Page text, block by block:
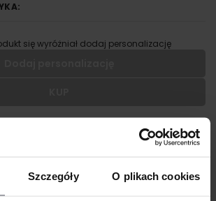
Szczegóły O plikach cookies
bawełny ring-spun i mieszanki poliestru
z dodatkiem elastanu
się wyróżniał dodaj personalizację